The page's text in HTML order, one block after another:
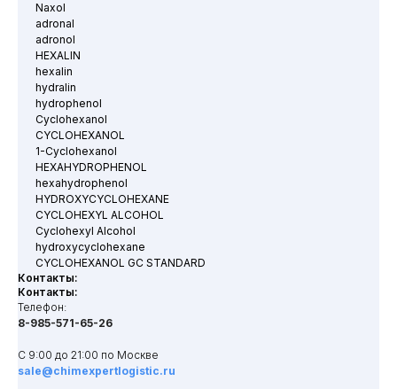
Naxol
adronal
adronol
HEXALIN
hexalin
hydralin
hydrophenol
Cyclohexanol
CYCLOHEXANOL
1-Cyclohexanol
HEXAHYDROPHENOL
hexahydrophenol
HYDROXYCYCLOHEXANE
CYCLOHEXYL ALCOHOL
Cyclohexyl Alcohol
hydroxycyclohexane
CYCLOHEXANOL GC STANDARD
Контакты:
Контакты:
Телефон:
8-985-571-65-26
С 9:00 до 21:00 по Москве
sale@chimexpertlogistic.ru